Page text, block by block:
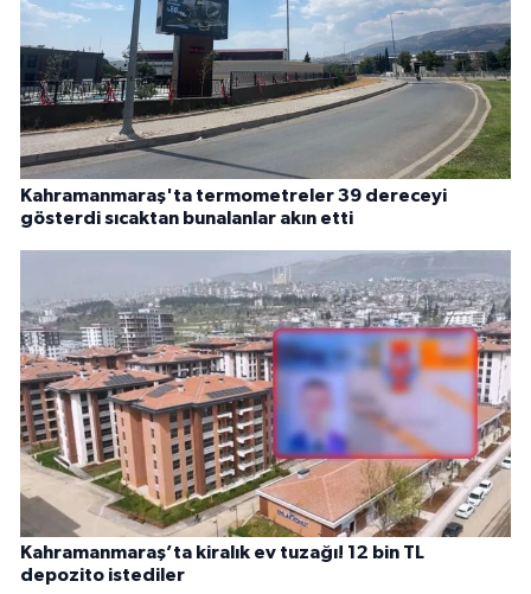
Kahramanmaraş'ta termometreler 39 dereceyi
gösterdi sıcaktan bunalanlar akın etti
Kahramanmaraş’ta kiralık ev tuzağı! 12 bin TL
depozito istediler